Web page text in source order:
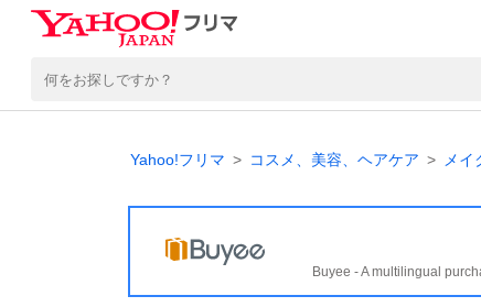
Yahoo!フリマ コスメ、美容、ヘアケア メイ
Buyee - A multilingual